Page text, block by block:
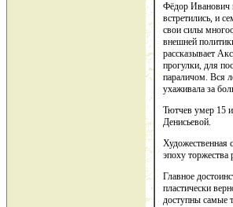
Фёдор Иванович
встретились, и
свои силы
внешней
рассказывает
прогулки, для
параличом. Вся
ухаживала за
Тютчев умер 15
Денисьевой.
Художественная
эпоху торжества
Главное
пластически
доступны самые